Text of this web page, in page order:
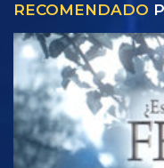
RECOMENDADO